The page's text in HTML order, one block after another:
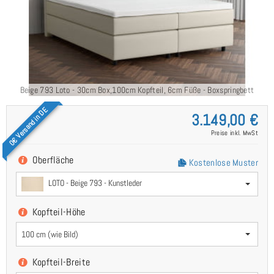
Beige 793 Loto - 30cm Box,100cm Kopfteil, 6cm Füße - Boxspringbett
0€ Versand in DE 3.149,00 €
Preise inkl. MwSt
Oberfläche Kostenlose Muster
LOTO - Beige 793 - Kunstleder
Kopfteil-Höhe
100 cm (wie Bild)
Kopfteil-Breite